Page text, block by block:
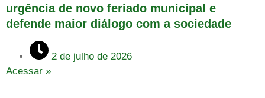
urgência de novo feriado municipal e
defende maior diálogo com a sociedade
2 de julho de 2026
Acessar »